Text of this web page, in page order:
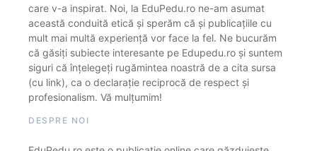
care v-a inspirat. Noi, la EduPedu.ro ne-am asumat
această conduită etică și sperăm că și publicațiile cu
mult mai multă experiență vor face la fel. Ne bucurăm
că găsiți subiecte interesante pe Edupedu.ro și suntem
siguri că înțelegeți rugămintea noastră de a cita sursa
(cu link), ca o declarație reciprocă de respect și
profesionalism. Vă mulțumim!
DESPRE NOI